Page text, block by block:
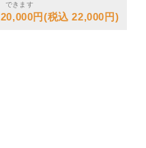
できます
20,000円(税込 22,000円)